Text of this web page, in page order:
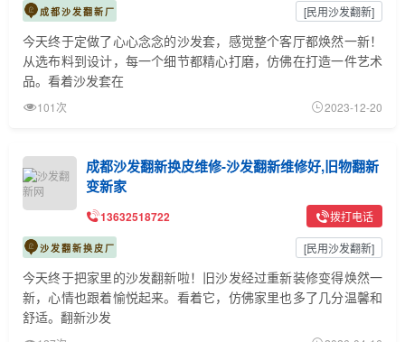
成都沙发翻新厂 [民用沙发翻新]
今天终于定做了心心念念的沙发套，感觉整个客厅都焕然一新！
从选布料到设计，每一个细节都精心打磨，仿佛在打造一件艺术
品。看着沙发套在
101次 2023-12-20
成都沙发翻新换皮维修-沙发翻新维修好,旧物翻新
变新家
13632518722 拨打电话
沙发翻新换皮厂 [民用沙发翻新]
今天终于把家里的沙发翻新啦！旧沙发经过重新装修变得焕然一
新，心情也跟着愉悦起来。看着它，仿佛家里也多了几分温馨和
舒适。翻新沙发